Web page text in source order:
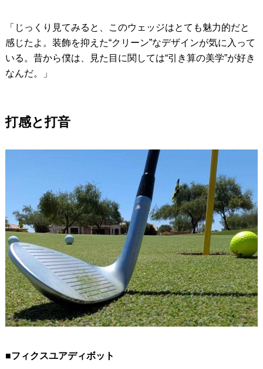
「じっくり見てみると、このウェッジはとても魅力的だと
感じたよ。装飾を抑えた“クリーン”なデザインが気に入って
いる。昔から僕は、見た目に関しては“引き算の美学”が好き
なんだ。」
打感と打音
■フィクスユアディボット